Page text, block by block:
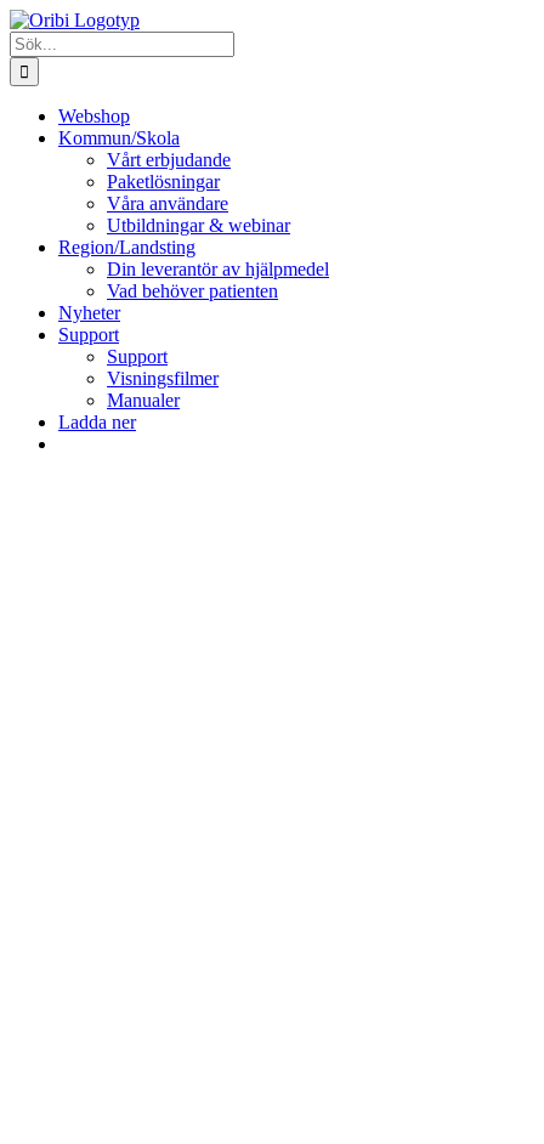
Fortsätt
till
innehållet
Sök
efter:
Webshop
Kommun/Skola
Vårt erbjudande
Paketlösningar
Våra användare
Utbildningar & webinar
Region/Landsting
Din leverantör av hjälpmedel
Vad behöver patienten
Nyheter
Support
Support
Visningsfilmer
Manualer
Ladda ner